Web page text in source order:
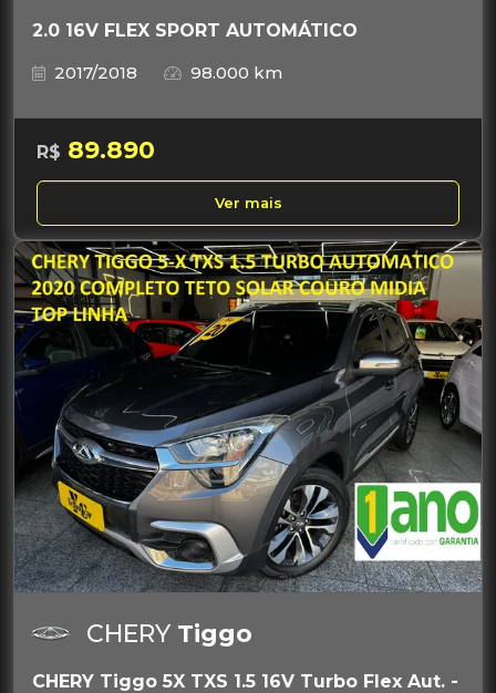
2.0 16V FLEX SPORT AUTOMÁTICO
2017/2018
98.000 km
R$ 89.890
Ver mais
CHERY Tiggo
CHERY Tiggo 5X TXS 1.5 16V Turbo Flex Aut. -